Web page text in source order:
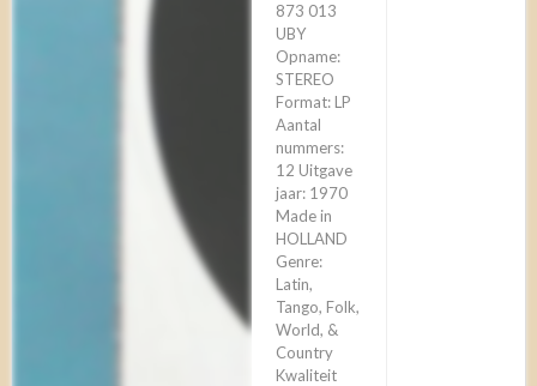
873 013
UBY
Opname:
STEREO
Format: LP
Aantal
nummers:
12 Uitgave
jaar: 1970
Made in
HOLLAND
Genre:
Latin,
Tango, Folk,
World, &
Country
Kwaliteit